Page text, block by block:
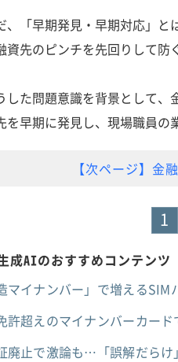
、「早期発見・早期対応」と
資先のピンチを先回りして防
した問題意識を背景として、
を早期に発見し、現場職員の
【次ページ】金
1
成AIのおすすめコンテンツ
マイナンバー」で増える
許超えのマイナンバーカー
廃止で激論も…「誤解だらけ